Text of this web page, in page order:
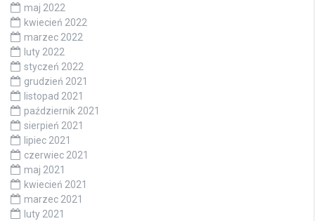
maj 2022
kwiecień 2022
marzec 2022
luty 2022
styczeń 2022
grudzień 2021
listopad 2021
październik 2021
sierpień 2021
lipiec 2021
czerwiec 2021
maj 2021
kwiecień 2021
marzec 2021
luty 2021